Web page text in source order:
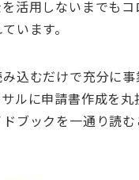
活用しないまでも
います。
込むだけで充分に
ルに申請書作成を丸
ブックを一通り読